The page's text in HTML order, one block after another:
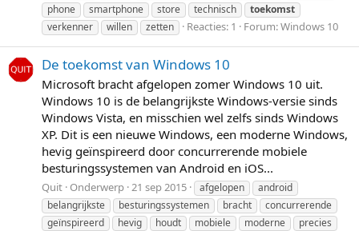
phone
smartphone store technisch
toekomst
verkenner
willen zetten Reacties: 1 Forum:Windows 10
De toekomst van Windows 10
Microsoft bracht afgelopen zomer Windows 10 uit.
Windows 10 is de belangrijkste Windows-versie sinds
Windows Vista, en misschien wel zelfs sinds Windows
XP. Dit is een nieuwe Windows, een moderne Windows,
hevig geïnspireerd door concurrerende mobiele
besturingssystemen van Android en iOS...
Quit Onderwerp 21 sep 2015 afgelopen
android
belangrijkste
besturingssystemen bracht
concurrerende
geïnspireerd
hevig houdt mobiele moderne
precies